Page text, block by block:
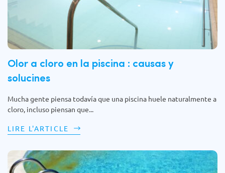
Olor a cloro en la piscina : causas y
solucines
Mucha gente piensa todavía que una piscina huele naturalmente a
cloro, incluso piensan que...
LIRE L'ARTICLE